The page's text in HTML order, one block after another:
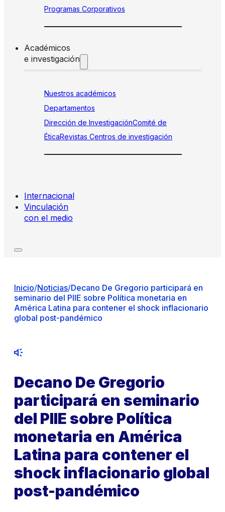
Programas Corporativos
Académicos
e investigación
Nuestros académicos
Departamentos
Dirección de InvestigaciónComité de
ÉticaRevistas Centros de investigación
Internacional
Vinculación
con el medio
Inicio/Noticias/Decano De Gregorio participará en
seminario del PIIE sobre Política monetaria en
América Latina para contener el shock inflacionario
global post-pandémico
Decano De Gregorio
participará en seminario
del PIIE sobre Política
monetaria en América
Latina para contener el
shock inflacionario global
post-pandémico